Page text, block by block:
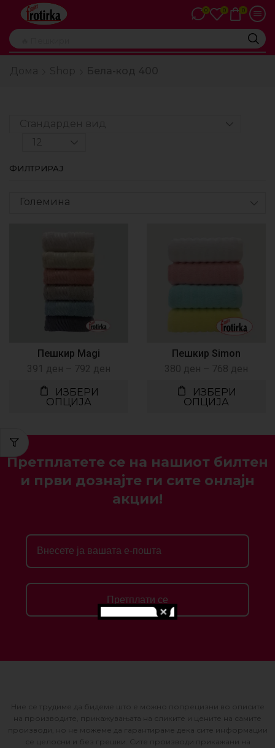
0 0 0
ФИЛТРИРАЈ
Големина
Пешкир Magi
391 ден – 792 ден
ИЗБЕРИ
ОПЦИЈА
Пешкир Simon
380 ден – 768 ден
ИЗБЕРИ
ОПЦИЈА
Претплатете се на нашиот билтен
и први дознајте ги сите онлајн
акции!
Претплати се
Ние се трудиме да бидеме што е можно попрецизни во описите
на производите, прикажувањата на сликите и цените на самите
производи, но не можеме да гарантираме дека сите информации
се целосни и без грешки. Сите производи прикажани на